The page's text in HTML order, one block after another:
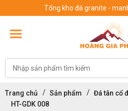
Tổng kho đá granite -
Trang chủ Sản phẩm Đá tân cổ
HT-GDK 008